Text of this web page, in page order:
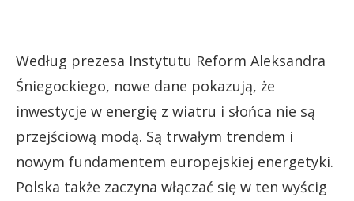
Według prezesa Instytutu Reform Aleksandra
Śniegockiego, nowe dane pokazują, że
inwestycje w energię z wiatru i słońca nie są
przejściową modą. Są trwałym trendem i
nowym fundamentem europejskiej energetyki.
Polska także zaczyna włączać się w ten wyścig